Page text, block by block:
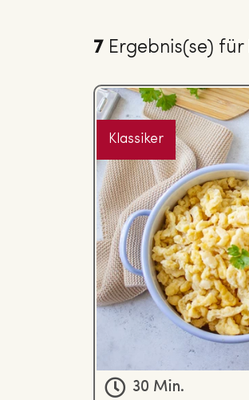
7 Ergebnis(se) für
Klassiker
30 Min.